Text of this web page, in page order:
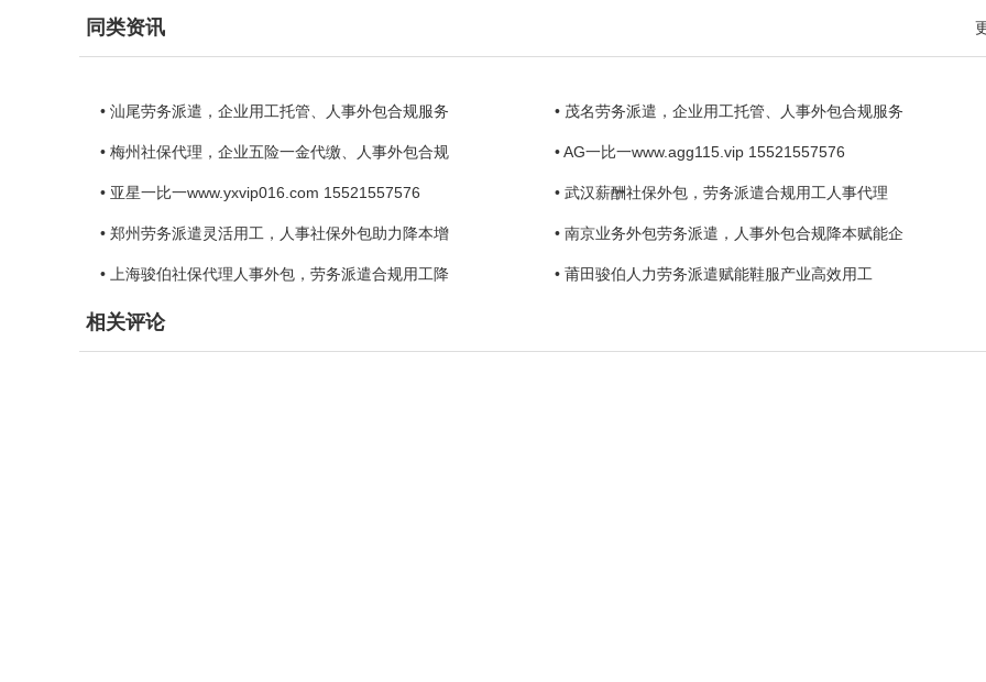
同类资讯
• 汕尾劳务派遣，企业用工托管、人事外包合规服务 • 茂名劳务派遣，企业用工托管、人事外包合规服务
• 梅州社保代理，企业五险一金代缴、人事外包合规 • AG一比一www.agg115.vip 15521557576
• 亚星一比一www.yxvip016.com 15521557576 • 武汉薪酬社保外包，劳务派遣合规用工人事代理
• 郑州劳务派遣灵活用工，人事社保外包助力降本增 • 南京业务外包劳务派遣，人事外包合规降本赋能企
• 上海骏伯社保代理人事外包，劳务派遣合规用工降 • 莆田骏伯人力劳务派遣赋能鞋服产业高效用工
相关评论